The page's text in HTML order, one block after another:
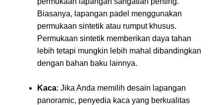
Biasanya, lapangan padel menggunakan
permukaan sintetik atau rumput khusus.
Permukaan sintetik memberikan daya tahan
lebih tetapi mungkin lebih mahal dibandingkan
dengan bahan baku lainnya.
Kaca: Jika Anda memilih desain lapangan
panoramic, penyedia kaca yang berkualitas